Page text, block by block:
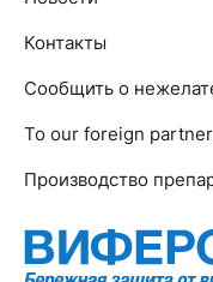
Контакты
Сообщить о
To our foreign
Производство